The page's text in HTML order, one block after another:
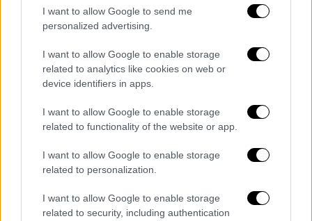
I want to allow Google to send me
personalized advertising.
I want to allow Google to enable storage
related to analytics like cookies on web or
device identifiers in apps.
I want to allow Google to enable storage
related to functionality of the website or app.
I want to allow Google to enable storage
related to personalization.
I want to allow Google to enable storage
related to security, including authentication
Ελλάδα|20.03.2026 14:55
Ομολόγησε τον άγριο ξυλοδαρμό της
24χρονης στη Βέροια ο νεαρός που
προσήχθη - Τι υποστήριξε
Ο 20χρονος ανακρίνονταν τις τελευταίες
ώρες από τους αστυνομικούς και τελικά